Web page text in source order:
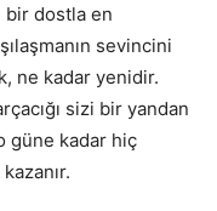
bir dostla en
sevincini
ne kadar yenidir.
sizi bir yandan
güne kadar hiç